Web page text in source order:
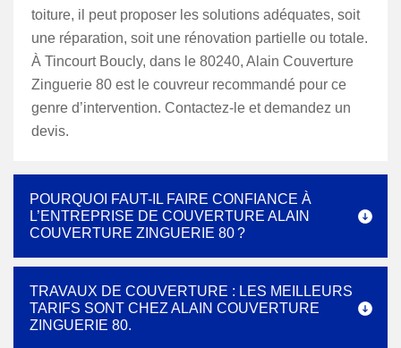
toiture, il peut proposer les solutions adéquates, soit
une réparation, soit une rénovation partielle ou totale.
À Tincourt Boucly, dans le 80240, Alain Couverture
Zinguerie 80 est le couvreur recommandé pour ce
genre d’intervention. Contactez-le et demandez un
devis.
POURQUOI FAUT-IL FAIRE CONFIANCE À
L’ENTREPRISE DE COUVERTURE ALAIN
COUVERTURE ZINGUERIE 80 ?
TRAVAUX DE COUVERTURE : LES MEILLEURS
TARIFS SONT CHEZ ALAIN COUVERTURE
ZINGUERIE 80.